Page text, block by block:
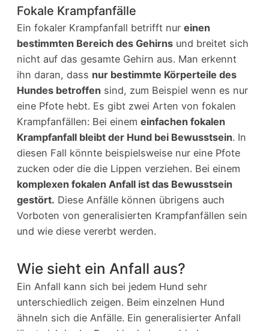
Fokale Krampfanfälle
Ein fokaler Krampfanfall betrifft nur einen
bestimmten Bereich des Gehirns und breitet sich
nicht auf das gesamte Gehirn aus. Man erkennt
ihn daran, dass nur bestimmte Körperteile des
Hundes betroffen sind, zum Beispiel wenn es nur
eine Pfote hebt. Es gibt zwei Arten von fokalen
Krampfanfällen: Bei einem einfachen fokalen
Krampfanfall bleibt der Hund bei Bewusstsein. In
diesen Fall könnte beispielsweise nur eine Pfote
zucken oder die die Lippen verziehen. Bei einem
komplexen fokalen Anfall ist das Bewusstsein
gestört. Diese Anfälle können übrigens auch
Vorboten von generalisierten Krampfanfällen sein
und wie diese vererbt werden.
Wie sieht ein Anfall aus?
Ein Anfall kann sich bei jedem Hund sehr
unterschiedlich zeigen. Beim einzelnen Hund
ähneln sich die Anfälle. Ein generalisierter Anfall